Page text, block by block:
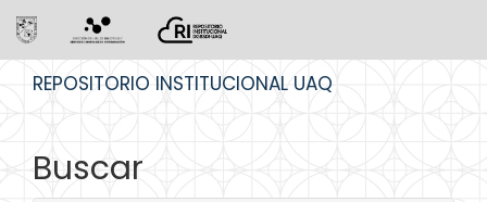
REPOSITORIO INSTITUCIONAL UAQ
Buscar